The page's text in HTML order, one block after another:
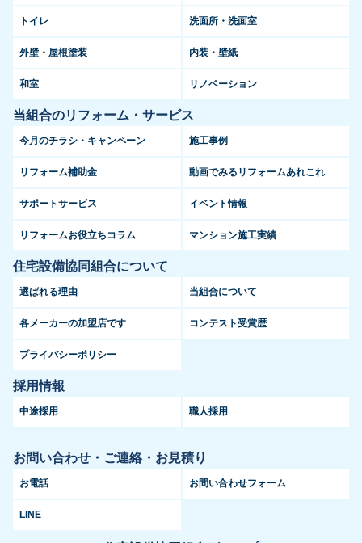
トイレ 洗面所・洗面室
外壁・屋根塗装 内装・壁紙
和室 リノベーション
当組合のリフォーム・サービス
今月のチラシ・キャンペーン 施工事例
リフォーム補助金 動画でみるリフォームあれこれ
サポートサービス イベント情報
リフォームお役立ちコラム マンション施工実績
住宅設備協同組合について
選ばれる理由 当組合について
各メーカーの加盟店です コンテスト受賞歴
プライバシーポリシー
採用情報
中途採用 職人採用
お問い合わせ・ご連絡・お見積り
お電話 お問い合わせフォーム
LINE